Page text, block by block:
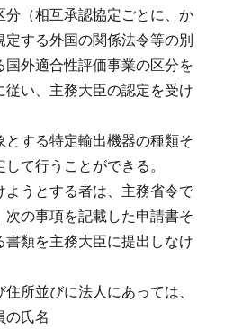
（相互承認協定ごとに、か
する外国の関係法令等の別
外適合性評価事業の区分を
い、主務大臣の認定を受け
とする特定輸出機器の種類そ
て行うことができる。
ようとする者は、主務省令で
の事項を記載した申請書そ
類を主務大臣に提出しなけ
所並びに法人にあっては、
の氏名